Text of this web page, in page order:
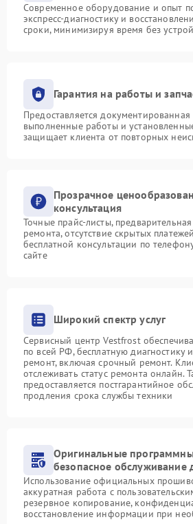
Современное оборудование и опыт
экспресс-диагностику и
сроки, минимизируя время без
Гарантия на работы и
Предоставляется документированная
выполненные работы и
защищает клиента от повторных
Прозрачное
консультация
Точные прайс-листы,
ремонта, отсутствие скрытых
бесплатной консультации по
сайте
Широкий спектр услуг
Сервисный центр Vestfrost
по всей РФ, бесплатную диагностику
ремонт, включая срочный ремонт.
отслеживать статус ремонта онлайн.
предоставляется постгарантийное
продления срока службы техники
Оригинальные
безопасное обслуживание
Использование официальных
аккуратная работа с
резервное копирование,
восстановление информации при